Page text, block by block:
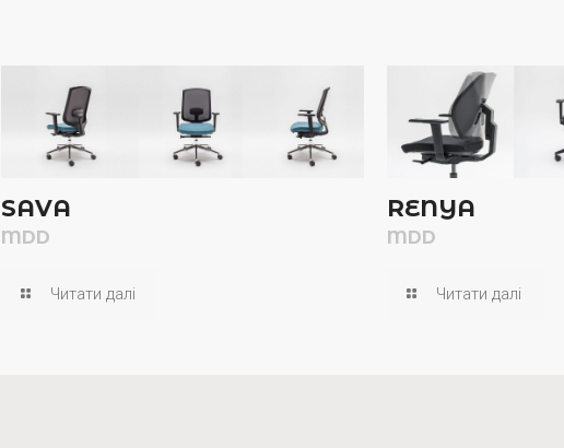
SAVA
MDD
Читати далі
RENYA
MDD
Читати далі